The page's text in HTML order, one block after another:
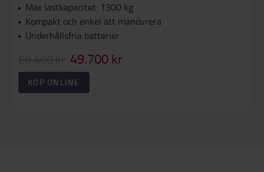
Max lastkapacitet: 1300 kg
Kompakt och enkel att manövrera
Underhållsfria batterier
49.700 kr
KÖP ONLINE